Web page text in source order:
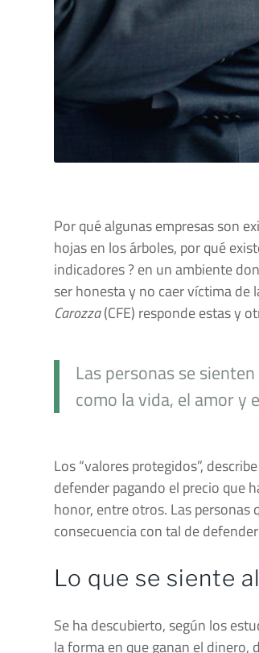
Por qué algunas empresas son
hojas en los árboles, por qué
indicadores ? en un ambiente
ser honesta y no caer víctima de
Carozza(CFE) responde estas y
Las personas se
como la vida, el amor y
Los “valores protegidos”, describe
defender pagando el precio que
honor, entre otros. Las
consecuencia con tal de
Lo que se siente
Se ha descubierto, según los
la forma en que ganan el